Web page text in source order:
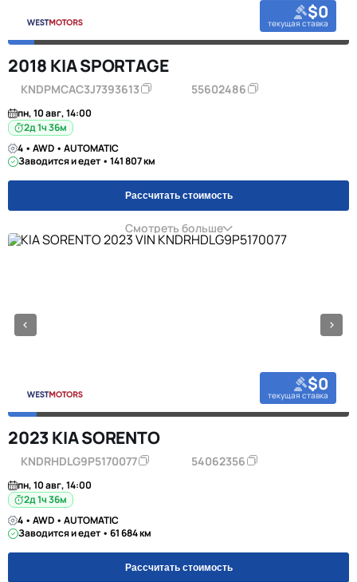
$0
текущая ставка
2018 KIA SPORTAGE
KNDPMCAC3J7393613 55602486
пн, 10 авг, 14:00
2д 1ч 36м
4 • AWD • AUTOMATIC
Заводится и едет • 141 807 км
Рассчитать стоимость
Смотреть больше
$0
текущая ставка
2023 KIA SORENTO
KNDRHDLG9P5170077 54062356
пн, 10 авг, 14:00
2д 1ч 36м
4 • AWD • AUTOMATIC
Заводится и едет • 61 684 км
Рассчитать стоимость